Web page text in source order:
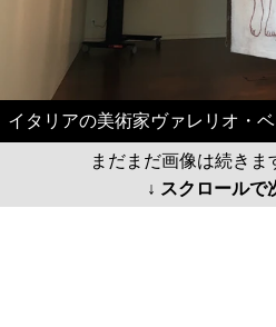
イタリアの美術家ヴァレリオ・
まだまだ画像は続きま
↓ スクロールで